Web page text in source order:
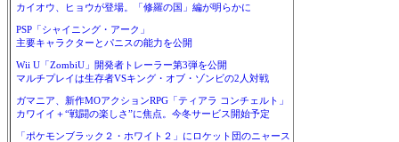
カイオウ、ヒョウが登場。「修羅の国」編が明らかに
PSP「シャイニング・アーク」
主要キャラクターとパニスの能力を公開
Wii U「ZombiU」開発者トレーラー第3弾を公開
マルチプレイは生存者VSキング・オブ・ゾンビの2人対戦
ガマニア、新作MOアクションRPG「ティアラ コンチェルト」
カワイイ＋“戦闘の楽しさ”に焦点。今冬サービス開始予定
「ポケモンブラック２・ホワイト２」にロケット団のニャース